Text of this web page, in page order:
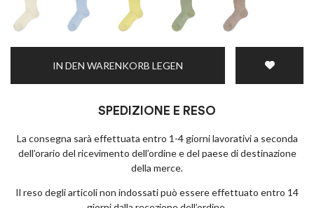
IN DEN WARENKORB LEGEN
SPEDIZIONE E RESO
La consegna sarà effettuata entro 1-4 giorni lavorativi a seconda
dell’orario del ricevimento dell’ordine e del paese di destinazione
della merce.
Il reso degli articoli non indossati può essere effettuato entro 14